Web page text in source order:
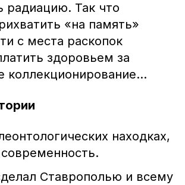
радиацию. Так что
«на память»
с места раскопок
здоровьем за
коллекционирование…
находках,
Ставрополью и всему